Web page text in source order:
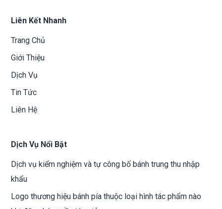
Liên Kết Nhanh
Trang Chủ
Giới Thiệu
Dịch Vụ
Tin Tức
Liên Hệ
Dịch Vụ Nổi Bật
Dịch vụ kiểm nghiệm và tự công bố bánh trung thu nhập
khẩu
Logo thương hiệu bánh pía thuộc loại hình tác phẩm nào